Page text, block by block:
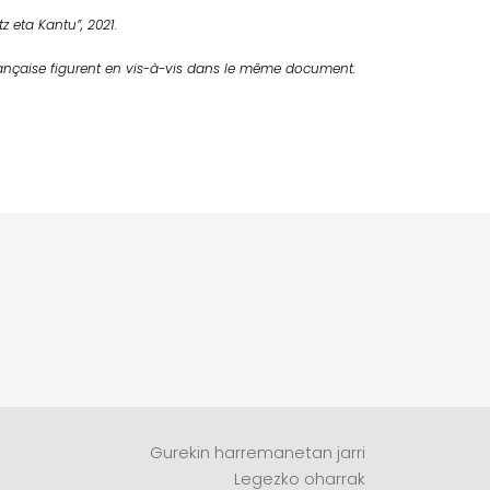
eta Kantu”, 2021.
figurent en vis-à-vis dans le même document.
Gurekin harremanetan jarri
Legezko oharrak